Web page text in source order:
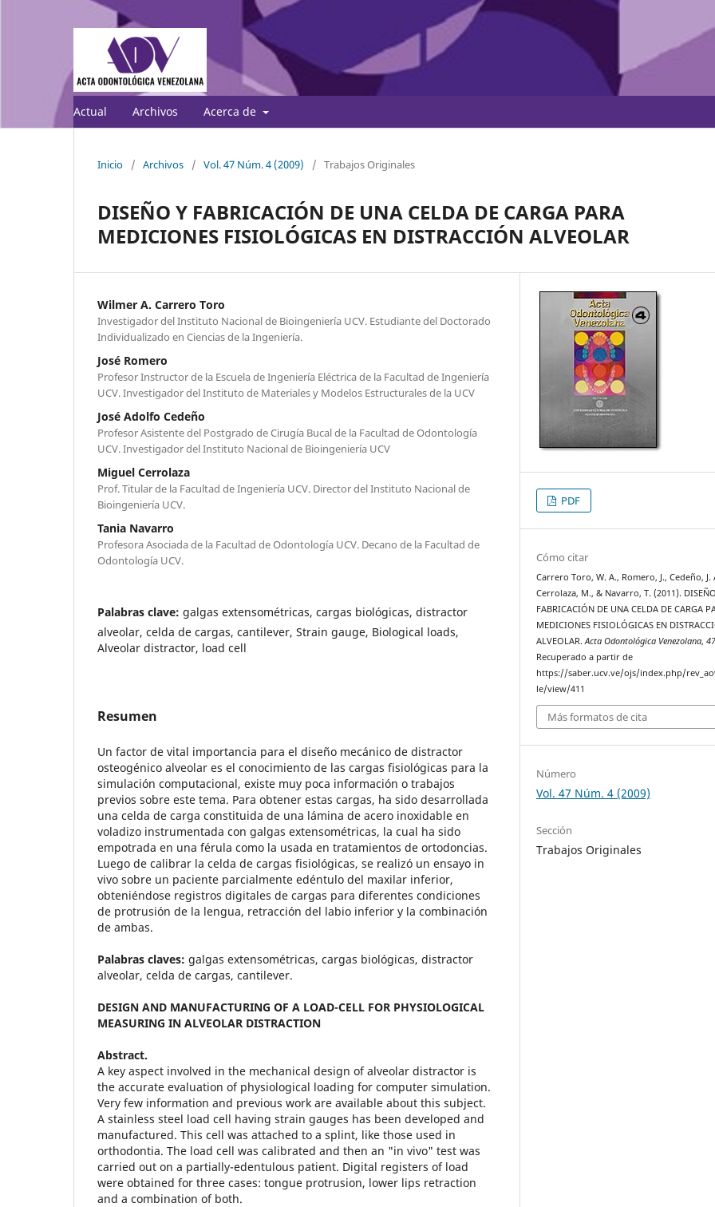
Actual Archivos Acerca de
Inicio / Archivos / Vol. 47 Núm. 4 (2009) / Trabajos Originales
DISEÑO Y FABRICACIÓN DE UNA CELDA DE CARGA PARA
MEDICIONES FISIOLÓGICAS EN DISTRACCIÓN ALVEOLAR
Wilmer A. Carrero Toro
Investigador del Instituto Nacional de Bioingeniería UCV. Estudiante del Doctorado
Individualizado en Ciencias de la Ingeniería.
José Romero
Profesor Instructor de la Escuela de Ingeniería Eléctrica de la Facultad de Ingeniería
UCV. Investigador del Instituto de Materiales y Modelos Estructurales de la UCV
José Adolfo Cedeño
Profesor Asistente del Postgrado de Cirugía Bucal de la Facultad de Odontología
UCV. Investigador del Instituto Nacional de Bioingeniería UCV
Miguel Cerrolaza
Prof. Titular de la Facultad de Ingeniería UCV. Director del Instituto Nacional de
Bioingeniería UCV.
Tania Navarro
Profesora Asociada de la Facultad de Odontología UCV. Decano de la Facultad de
Odontología UCV.
Palabras clave: galgas extensométricas, cargas biológicas, distractor
alveolar, celda de cargas, cantilever, Strain gauge, Biological loads,
Alveolar distractor, load cell
Resumen
Un factor de vital importancia para el diseño mecánico de distractor
osteogénico alveolar es el conocimiento de las cargas fisiológicas para la
simulación computacional, existe muy poca información o trabajos
previos sobre este tema. Para obtener estas cargas, ha sido desarrollada
una celda de carga constituida de una lámina de acero inoxidable en
voladizo instrumentada con galgas extensométricas, la cual ha sido
empotrada en una férula como la usada en tratamientos de ortodoncias.
Luego de calibrar la celda de cargas fisiológicas, se realizó un ensayo in
vivo sobre un paciente parcialmente edéntulo del maxilar inferior,
obteniéndose registros digitales de cargas para diferentes condiciones
de protrusión de la lengua, retracción del labio inferior y la combinación
de ambas.
Palabras claves: galgas extensométricas, cargas biológicas, distractor
alveolar, celda de cargas, cantilever.
DESIGN AND MANUFACTURING OF A LOAD-CELL FOR PHYSIOLOGICAL
MEASURING IN ALVEOLAR DISTRACTION
Abstract.
A key aspect involved in the mechanical design of alveolar distractor is
the accurate evaluation of physiological loading for computer simulation.
Very few information and previous work are available about this subject.
A stainless steel load cell having strain gauges has been developed and
manufactured. This cell was attached to a splint, like those used in
orthodontia. The load cell was calibrated and then an "in vivo" test was
carried out on a partially-edentulous patient. Digital registers of load
were obtained for three cases: tongue protrusion, lower lips retraction
and a combination of both.
PDF
Cómo citar
Carrero Toro, W. A., Romero, J., Cedeño, J.
Cerrolaza, M., & Navarro, T. (2011).
FABRICACIÓN DE UNA CELDA DE CARGA
MEDICIONES FISIOLÓGICAS EN
ALVEOLAR.Acta Odontológica Venezolana,
Recuperado a partir de
https://saber.ucv.ve/ojs/index.php/
le/view/411
Más formatos de cita
Número
Vol. 47 Núm. 4 (2009)
Sección
Trabajos Originales